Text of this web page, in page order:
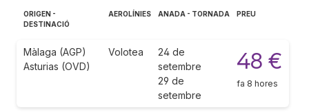
ORIGEN -
DESTINACIÓ
AEROLÍNIES ANADA - TORNADA PREU
Màlaga (AGP)
Asturias (OVD)
Volotea
24 de
setembre
29 de
setembre
48 €
fa 8 hores